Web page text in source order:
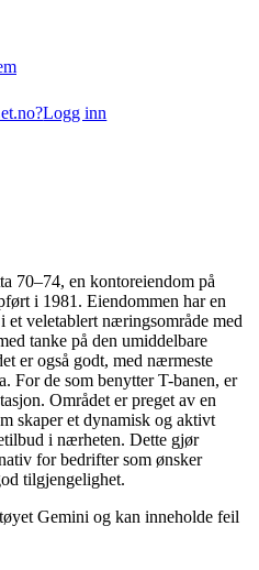
Logg inn
70–74, en kontoreiendom på
i 1981. Eiendommen har en
et veletablert næringsområde med
tanke på den umiddelbare
er også godt, med nærmeste
For de som benytter T-banen, er
Området er preget av en
skaper et dynamisk og aktivt
i nærheten. Dette gjør
for bedrifter som ønsker
tilgjengelighet.
Gemini og kan inneholde feil